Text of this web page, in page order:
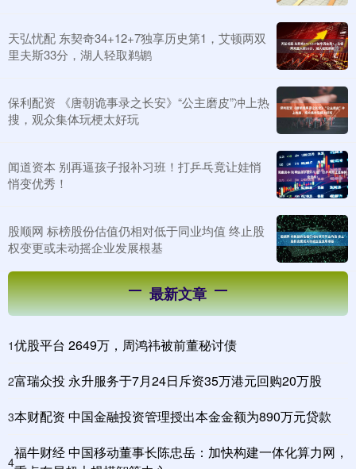
天弘忧配 东契奇34+12+7独享历史第1，艾顿两双
里夫斯33分，湖人轻取鹈鹕
保利配资 《唐朝诡事录之长安》“公主磨皮”冲上热
搜，观众集体玩梗太好玩
闻道资本 别再逼孩子报补习班！打乒乓竟让娃悄
悄变优秀！
股顺网 标榜股份估值仍相对低于同业均值 终止股
权变更或未动摇企业发展根基
最新文章
1优股平台 2649万，周鸿祎被前董秘讨债
2富瑞众投 永升服务于7月24日斥资35万港元回购20万股
3本财配资 中国金融投资管理授出本金金额为890万元贷款
4
福牛财经 中国移动董事长陈忠岳：加快构建一体化算力网，